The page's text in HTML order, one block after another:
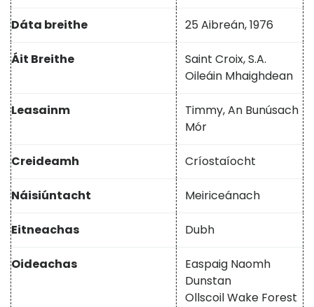
Dáta breithe 25 Aibreán, 1976
Áit Breithe
Saint Croix, S.A.
Oileáin Mhaighdean
Leasainm
Timmy, An Bunúsach
Mór
Creideamh Críostaíocht
Náisiúntacht Meiriceánach
Eitneachas Dubh
Oideachas
Easpaig Naomh
Dunstan
Ollscoil Wake Forest